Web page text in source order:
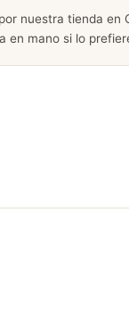
nuestra tienda en
en mano si lo